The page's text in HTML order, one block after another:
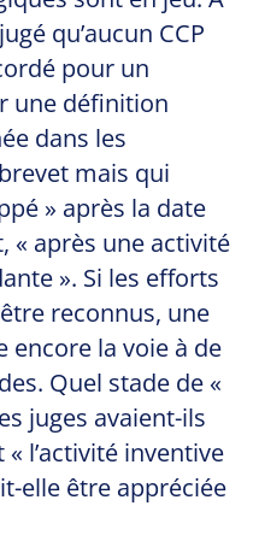
qu’aucun CCP
pour un
une définition
dans les
mais qui
» après la date
« après une activité
». Si les efforts
reconnus, une
encore la voie à de
Quel stade de «
juges avaient-ils
l’activité inventive
elle être appréciée